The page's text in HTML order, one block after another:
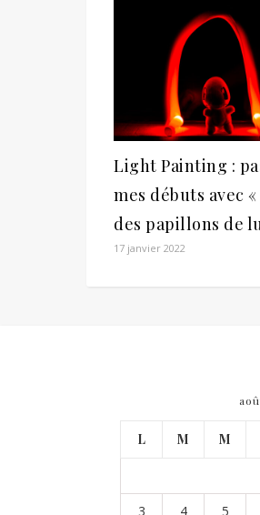
Light Painting :
mes débuts avec
des papillons de
17 janvier 2022
L M M
3 4 5